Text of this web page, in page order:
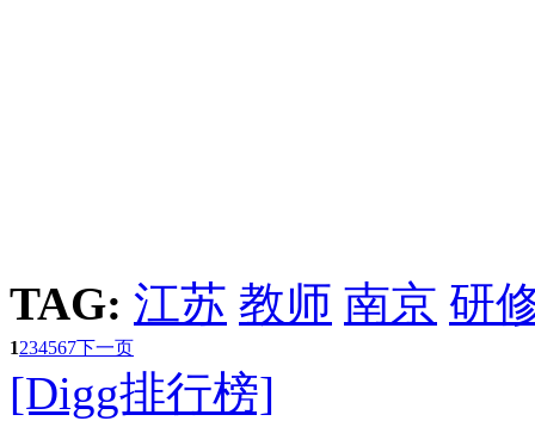
TAG: 江苏 教师 南京 研
1234567下一页
[Digg排行榜]